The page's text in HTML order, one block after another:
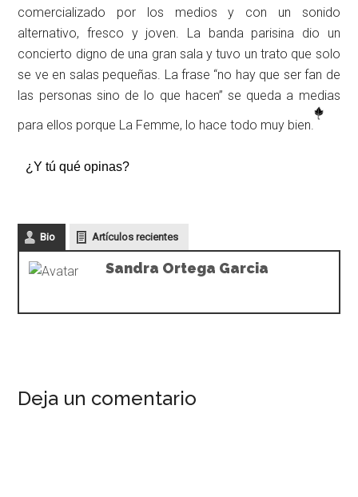
comercializado por los medios y con un sonido
alternativo, fresco y joven. La banda parisina dio un
concierto digno de una gran sala y tuvo un trato que solo
se ve en salas pequeñas. La frase “no hay que ser fan de
las personas sino de lo que hacen” se queda a medias
para ellos porque La Femme, lo hace todo muy bien.
¿Y tú qué opinas?
Bio Artículos recientes
Sandra Ortega Garcia
Deja un comentario